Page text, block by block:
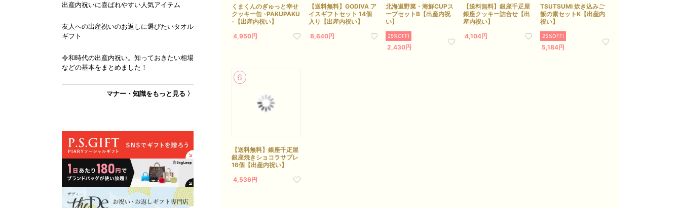
くまくんのぎゅっと幸せ
クッキー缶 -PAKUPAKU
-【出産内祝い】
4,950円
【送料無料】GODIVA ア
イスギフトセット 14個
入り【出産内祝い】
8,640円
北海道野菜・海鮮CUPス
ープセットB【出産内祝
い】
25%OFF!
2,430円
【送料無料】銀座千疋屋
銀座クッキー詰合せ【出
産内祝い】
4,104円
TSUTSUMI 炊き込みご
飯の素セットK【出産内
祝い】
25%OFF!
5,184円
【送料無料】銀座千疋屋
銀座焼きショコラサブレ
16個【出産内祝い】
4,536円
出産内祝いに喜ばれやすい人気アイテム
友人への出産祝いのお返しに選びたいタオル
ギフト
令和時代の出産内祝い。知っておきたい相場
などの基本をまとめました！
マナー・知識をもっと見る 〉